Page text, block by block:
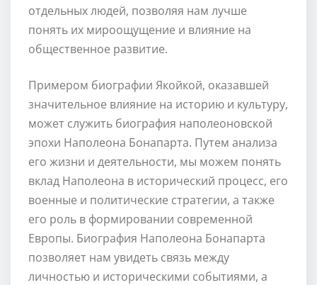
отдельных людей, позволяя нам лучше
понять их мироощущение и влияние на
общественное развитие.
Примером биографии Якойкой, оказавшей
значительное влияние на историю и культуру,
может служить биография наполеоновской
эпохи Наполеона Бонапарта. Путем анализа
его жизни и деятельности, мы можем понять
вклад Наполеона в исторический процесс, его
военные и политические стратегии, а также
его роль в формировании современной
Европы. Биография Наполеона Бонапарта
позволяет нам увидеть связь между
личностью и историческими событиями, а